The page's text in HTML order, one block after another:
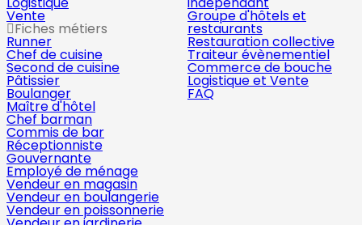
Vente
Fiches métiers
Runner
Chef de cuisine
Second de cuisine
Pâtissier
Boulanger
Maître d'hôtel
Chef barman
Commis de bar
Réceptionniste
Gouvernante
Employé de ménage
Vendeur en magasin
Vendeur en boulangerie
Vendeur en poissonnerie
Groupe d'hôtels et
restaurants
Restauration collective
Traiteur évènementiel
Commerce de bouche
Logistique et Vente
FAQ